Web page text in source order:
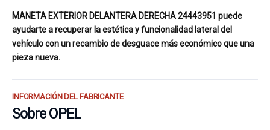
MANETA EXTERIOR DELANTERA DERECHA 24443951 puede
ayudarte a recuperar la estética y funcionalidad lateral del
vehículo con un recambio de desguace más económico que una
pieza nueva.
INFORMACIÓN DEL FABRICANTE
Sobre OPEL